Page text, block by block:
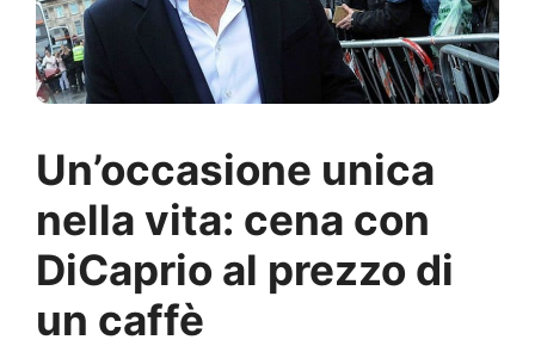
Un’occasione unica
nella vita: cena con
DiCaprio al prezzo di
un caffè